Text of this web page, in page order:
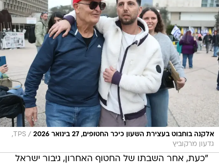
אלקנה בוחבוט בעצירת השעון כיכר החטופים, 27 בינואר 2026 /
TPS,
גדעון מרקוביץ
"כעת, אחר השבתו של החטוף האחרון, גיבור ישראל